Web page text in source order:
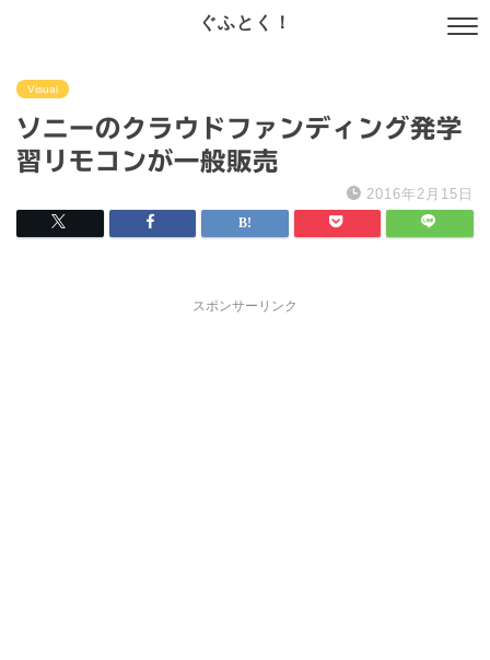
ぐふとく！
Visual
ソニーのクラウドファンディング発学
習リモコンが一般販売
2016年2月15日
スポンサーリンク